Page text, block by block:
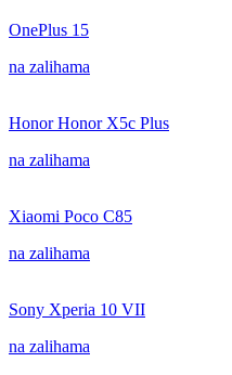
OnePlus 15
na zalihama
Honor Honor X5c Plus
na zalihama
Xiaomi Poco C85
na zalihama
Sony Xperia 10 VII
na zalihama